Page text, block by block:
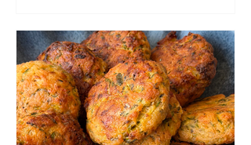
פרשי ליד או אפילו יוגורט. בואו נכין צ׳יפס
קישואים קריספי - כמו בטברנות ביוון! |מה צריך
להכנת צ׳יפס קישואים קריספי - כמו בטברנות
כו